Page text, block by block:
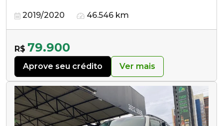
2019/2020 46.546 km
R$ 79.900
Aprove seu crédito Ver mais